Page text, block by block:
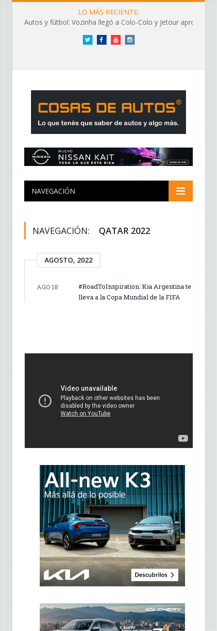
LO MÁS RECIENTE:
Autos y fútbol: Vozinha llegó a Colo-Colo y Jetour aprovechó los flashes
Twitter FacebookYouTubeInstagram
NAVEGACIÓN
NAVEGACIÓN: QATAR 2022
AGOSTO, 2022
AGO 18
#RoadToInspiration: Kia Argentina te
lleva a la Copa Mundial de la FIFA